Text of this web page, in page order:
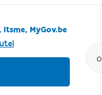
MyGov.be